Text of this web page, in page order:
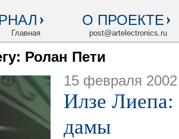
Главная
О ПРОЕКТЕ
post@artelectronics.ru
Ролан Пети
15 февраля 2002
Илзе Лиепа:
дамы